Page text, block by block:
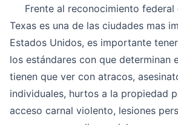
Frente al reconocimiento federal
Texas es una de las ciudades mas
Estados Unidos, es importante
los estándares con que determinan
tienen que ver con atracos,
individuales, hurtos a la propiedad
acceso carnal violento, lesiones